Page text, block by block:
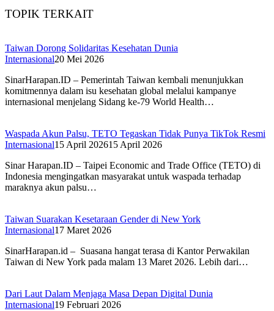
TOPIK TERKAIT
Taiwan Dorong Solidaritas Kesehatan Dunia
Internasional20 Mei 2026
SinarHarapan.ID – Pemerintah Taiwan kembali menunjukkan
komitmennya dalam isu kesehatan global melalui kampanye
internasional menjelang Sidang ke-79 World Health…
Waspada Akun Palsu, TETO Tegaskan Tidak Punya TikTok Resmi
Internasional15 April 202615 April 2026
Sinar Harapan.ID – Taipei Economic and Trade Office (TETO) di
Indonesia mengingatkan masyarakat untuk waspada terhadap
maraknya akun palsu…
Taiwan Suarakan Kesetaraan Gender di New York
Internasional17 Maret 2026
SinarHarapan.id – Suasana hangat terasa di Kantor Perwakilan
Taiwan di New York pada malam 13 Maret 2026. Lebih dari…
Dari Laut Dalam Menjaga Masa Depan Digital Dunia
Internasional19 Februari 2026